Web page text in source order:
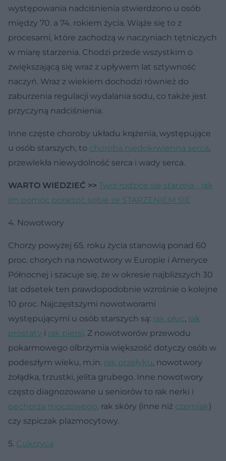
występowania nadciśnienia stwierdzono u osób
między 70. a 74. rokiem życia. Wiąże się to z
procesami, które zachodzą w naczyniach tętniczych
w miarę starzenia. Chodzi przede wszystkim o
zwiększającą się wraz z upływem lat sztywność
naczyń. Wraz z wiekiem dochodzi również do
zaburzenia regulacji wydalania sodu, co także jest
przyczyną nadciśnienia.
Inne częste choroby układu krążenia, występujące
u osób starszych, to choroba niedokrwienna serca,
przewlekła niewydolność serca i wady serca.
WARTO WIEDZIEĆ >> Twoi rodzice się starzeją - jak
im pomóc poradzić sobie ze STARZENIEM SIĘ
4. Nowotwory
Chorzy powyżej 65. roku życia stanowią ponad 60
proc. chorych na nowotwory w Europie i Ameryce
Północnej i szacuje się, że w okresie najbliższych 30
lat odsetek ten prawdopodobnie wzrośnie o kolejne
10 proc. Najczęstszymi nowotworami
występującymi u osób starszych są: rak płuc, rak
prostaty i rak piersi. Z nowotworów przewodu
pokarmowego olbrzymia większość dotyczy osób w
podeszłym wieku, m.in. rak przełyku, nowotwory
żołądka, trzustki, jelita grubego. Inne nowotwory
często diagnozowane u seniorów to rak nerki i
pęcherza moczowego, rak skóry (inne niż czerniak)
czy szpiczak plazmocytowy.
5. Cukrzyca